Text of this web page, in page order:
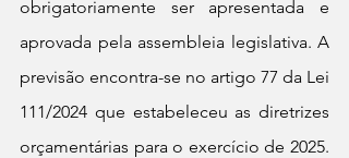
obrigatoriamente ser apresentada e
aprovada pela assembleia legislativa. A
previsão encontra-se no artigo 77 da Lei
111/2024 que estabeleceu as diretrizes
orçamentárias para o exercício de 2025.